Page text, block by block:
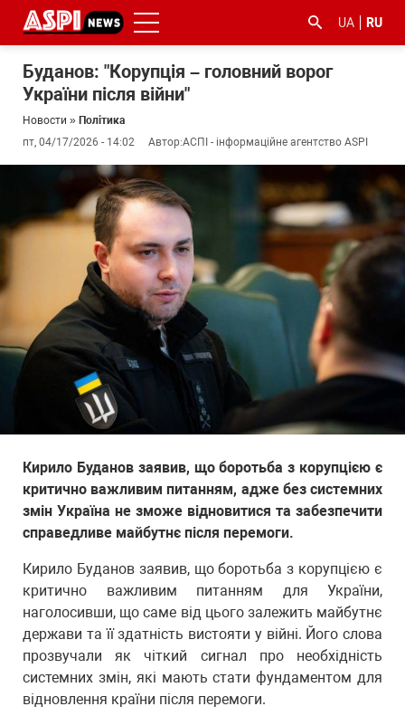
UA RU
Буданов: "Корупція – головний ворог
України після війни"
Новости » Політика
пт, 04/17/2026 - 14:02
Автор:АСПІ - інформаційне агентство ASPI
Кирило Буданов заявив, що боротьба з корупцією є
критично важливим питанням, адже без системних
змін Україна не зможе відновитися та забезпечити
справедливе майбутнє після перемоги.
Кирило Буданов заявив, що боротьба з корупцією є
критично важливим питанням для України,
наголосивши, що саме від цього залежить майбутнє
держави та її здатність вистояти у війні. Його слова
прозвучали як чіткий сигнал про необхідність
системних змін, які мають стати фундаментом для
відновлення країни після перемоги.
#боротьба
з
корупцією
#гфс #коронавірус